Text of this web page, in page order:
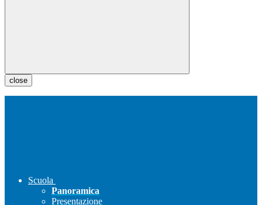
close
Scuola
Panoramica
Presentazione